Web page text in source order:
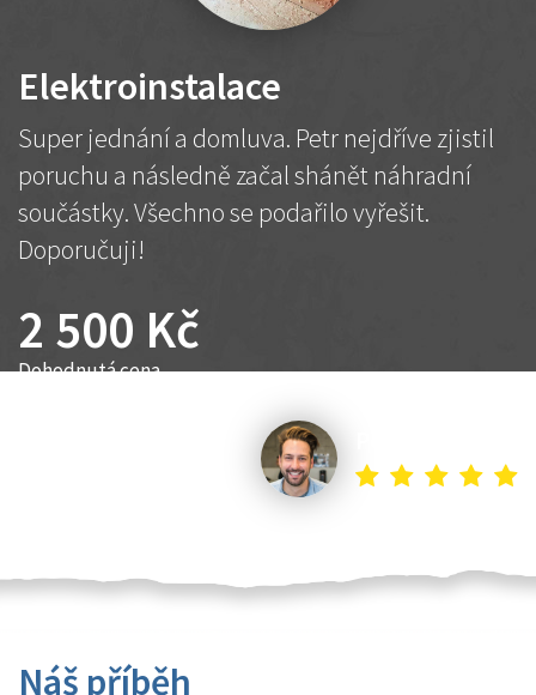
Elektroinstalace
Super jednání a domluva. Petr nejdříve zjistil
poruchu a následně začal shánět náhradní
součástky. Všechno se podařilo vyřešit.
Doporučuji!
2 500 Kč
Dohodnutá cena
Náš příběh